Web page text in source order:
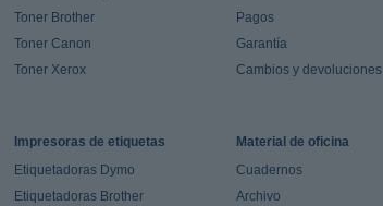
Toner Brother
Toner Canon
Toner Xerox
Pagos
Garantía
Cambios y devoluciones
Impresoras de etiquetas
Etiquetadoras Dymo
Etiquetadoras Brother
Material de oficina
Cuadernos
Archivo